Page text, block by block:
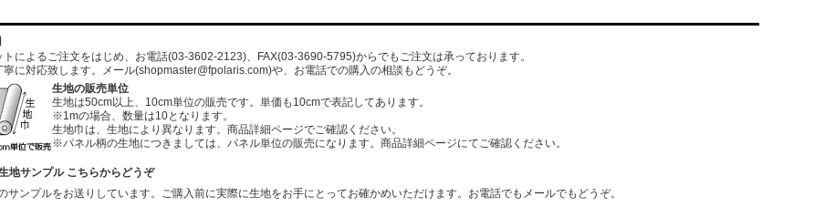
トによるご注文をはじめ、お電話(03-3602-2123)、FAX(03-3690-5795)からでもご注文は承っております。
寧に対応致します。メール(shopmaster@fpolaris.com)や、お電話での購入の相談もどうぞ。
生地の販売単位
生地は50cm以上、10cm単位の販売です。単価も10cmで表記してあります。
※1mの場合、数量は10となります。
生地巾は、生地により異なります。商品詳細ページでご確認ください。
※パネル柄の生地につきましては、パネル単位の販売になります。商品詳細ページにてご確認ください。
地サンプル こちらからどうぞ
サンプルをお送りしています。ご購入前に実際に生地をお手にとってお確かめいただけます。お電話でもメールでもどうぞ。